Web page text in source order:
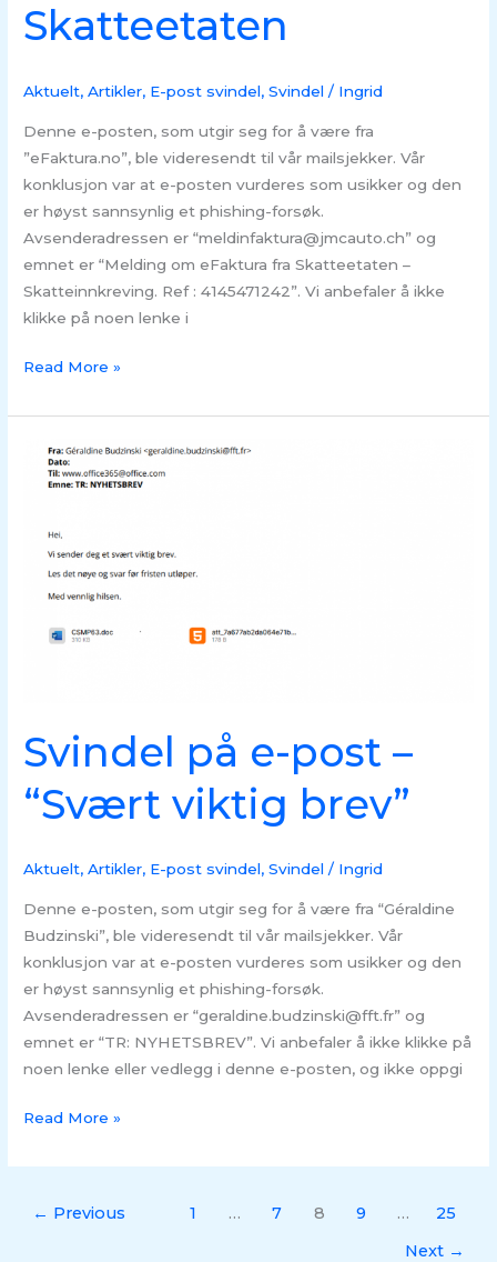
Skatteetaten
Aktuelt,Artikler, E-post svindel,Svindel / Ingrid
Denne e-posten, som utgir seg for å være fra
”eFaktura.no”, ble videresendt til vår mailsjekker. Vår
konklusjon var at e-posten vurderes som usikker og den
er høyst sannsynlig et phishing-forsøk.
Avsenderadressen er “meldinfaktura@jmcauto.ch” og
emnet er “Melding om eFaktura fra Skatteetaten –
Skatteinnkreving. Ref : 4145471242”. Vi anbefaler å ikke
klikke på noen lenke i
Read More »
Svindel på e-post –
“Svært viktig brev”
Aktuelt,Artikler, E-post svindel,Svindel / Ingrid
Denne e-posten, som utgir seg for å være fra “Géraldine
Budzinski”, ble videresendt til vår mailsjekker. Vår
konklusjon var at e-posten vurderes som usikker og den
er høyst sannsynlig et phishing-forsøk.
Avsenderadressen er “geraldine.budzinski@fft.fr” og
emnet er “TR: NYHETSBREV”. Vi anbefaler å ikke klikke på
noen lenke eller vedlegg i denne e-posten, og ikke oppgi
Svindel
post
brev”
Read More »
← Previous 1 … 7 8 9 …
25
Next →